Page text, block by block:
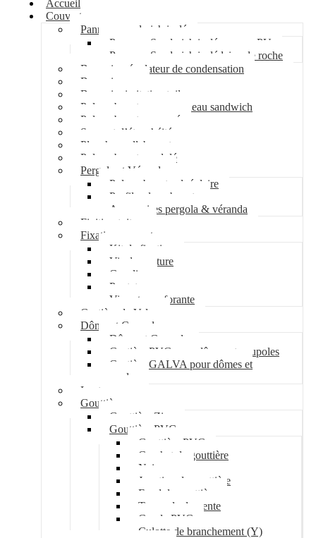
Accueil
Couverture
Panneau sandwich isolé
Panneau Sandwich isolé mousse PU
Panneau Sandwich isolé laine de roche
Bac acier régulateur de condensation
Bac acier sec
Bac acier imitation tuile
Polycarbonate pour panneau sandwich
Polycarbonate nervuré
Support d’étanchéité
Plancher collaborant
Polycarbonate ondulé
Pergola et Véranda
Polycarbonate alvéolaire
Profil polycarbonate
Accessoires pergola & véranda
Finition toiture
Fixation couverture
Kit de fixation
Vis de couture
Cavalier
Pontet
Vis auto-perforante
Costière de Velux
Dôme et Coupole
Dôme et Coupole
Costière PVC pour dômes et coupoles
Costière GALVA pour dômes et
coupoles
Lanterneau
Gouttière
Gouttière Zinc
Gouttière PVC
Gouttière PVC
Crochet de gouttière
Naissance
Jonction de gouttière
Fond de gouttière
Tuyau de descente
Coude PVC
Culotte de branchement (Y)